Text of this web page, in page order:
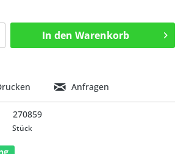
In den Warenkorb
Anfragen
270859
Stück